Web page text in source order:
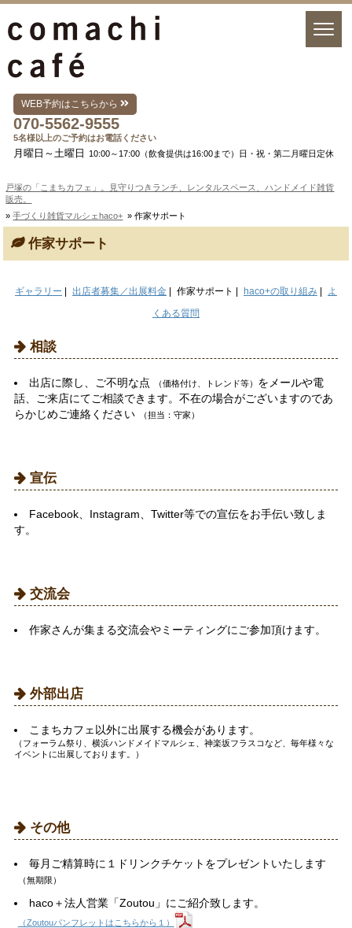
WEB予約はこちらから
070-5562-9555
5名様以上のご予約はお電話ください
月曜日～土曜日 10:00～17:00（飲食提供は16:00まで）日・祝・第二月曜日定休
戸塚の「こまちカフェ」。見守りつきランチ、レンタルスペース、ハンドメイド雑貨
販売。
»手づくり雑貨マルシェhaco+ » 作家サポート
作家サポート
ギャラリー 出店者募集／出展料金 作家サポート | haco+の取り組み
よ
くある質問
相談
出店に際し、ご不明な点 （価格付け、トレンド等）
をメールや電
話、ご来店にてご相談できます。不在の場合がございますのであ
らかじめご連絡ください
（担当：守家）
宣伝
Facebook、Instagram、Twitter等での宣伝をお手伝い致しま
す。
交流会
作家さんが集まる交流会やミーティングにご参加頂けます。
外部出店
こまちカフェ以外に出展する機会があります。
（フォーラム祭り、横浜ハンドメイドマルシェ、神楽坂フラスコなど、毎年様々な
イベントに出展しております。）
その他
毎月ご精算時に１ドリンクチケットをプレゼントいたします
（無期限）
haco＋法人営業「Zoutou」にご紹介致します。
（Zoutouパンフレットはこちらから１）